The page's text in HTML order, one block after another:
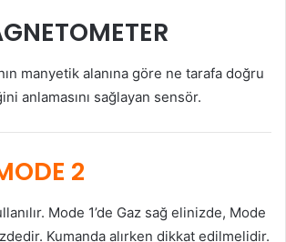
manyetik alanına göre ne tarafa doğru
anlamasını sağlayan sensör.
2
Mode 1’de Gaz sağ elinizde, Mode
Kumanda alırken dikkat edilmelidir.